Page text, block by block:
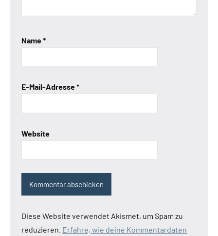
Name*
E-Mail-Adresse*
Website
Diese Website verwendet Akismet, um Spam zu
reduzieren. Erfahre, wie deine Kommentardaten